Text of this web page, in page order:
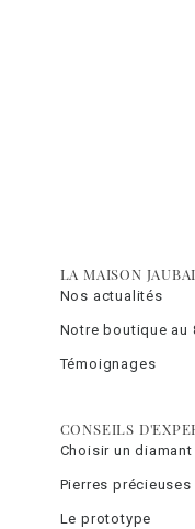
LA MAISON
Nos actualités
Notre boutique au
Témoignages
CONSEILS
Choisir un diamant
Pierres précieuses
Le prototype